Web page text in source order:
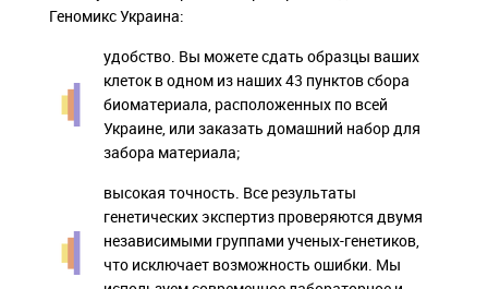
Геномикс Украина:
удобство. Вы можете сдать образцы ваших
клеток в одном из наших 43 пунктов сбора
биоматериала, расположенных по всей
Украине, или заказать домашний набор для
забора материала;
высокая точность. Все результаты
генетических экспертиз проверяются двумя
независимыми группами ученых-генетиков,
что исключает возможность ошибки. Мы